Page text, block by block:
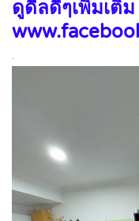
ดูดีลดีๆเพิ่มเติม
.